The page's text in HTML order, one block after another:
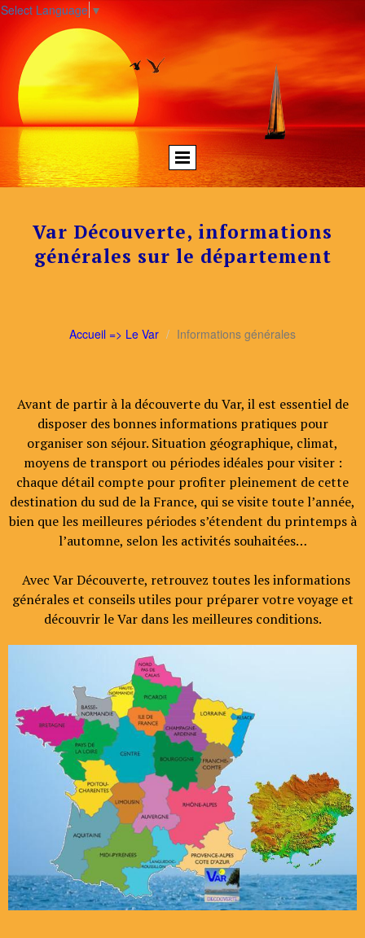
Select Language ▼
Var Découverte, informations
générales sur le département
Accueil => Le Var Informations générales
Avant de partir à la découverte du Var, il est essentiel de
disposer des bonnes informations pratiques pour
organiser son séjour. Situation géographique, climat,
moyens de transport ou périodes idéales pour visiter :
chaque détail compte pour profiter pleinement de cette
destination du sud de la France, qui se visite toute l’année,
bien que les meilleures périodes s’étendent du printemps à
l’automne, selon les activités souhaitées…
Avec Var Découverte, retrouvez toutes les informations
générales et conseils utiles pour préparer votre voyage et
découvrir le Var dans les meilleures conditions.